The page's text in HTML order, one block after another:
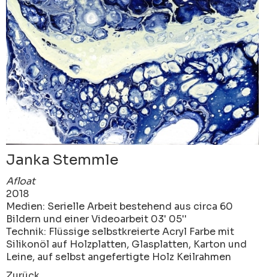
Janka Stemmle
Afloat
2018
Medien: Serielle Arbeit bestehend aus circa 60
Bildern und einer Videoarbeit 03' 05''
Technik: Flüssige selbstkreierte Acryl Farbe mit
Silikonöl auf Holzplatten, Glasplatten, Karton und
Leine, auf selbst angefertigte Holz Keilrahmen